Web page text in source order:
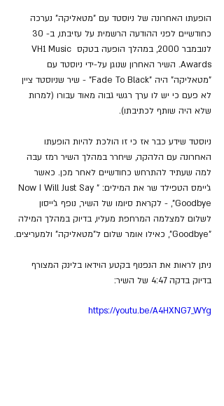
הופעתו האחרונה של ניוסטד עם "מטאליקה" נערכה
לנובמבר 2000, במהלך הופעה בטקס VH1 Music
Awards. השיר האחרון שנוגן על-ידי ניוסטד עם
"מטאליקה" היה "Fade To Black" - שיר שניוסטד ציין
לא פעם כי יש לו ערך רגשי גבוה מאוד עבורו (למרות
שלא היה שותף לכתיבתו).
ניוסטד שידע כבר אז כי זו הולכת להיות הופעתו
האחרונה עם הלהקה, שיחרר במהלך השיר רמז עבה
למה שעתיד להתרחש כחודשיים לאחר מכן. כאשר
ג'יימס הטפילד שר את המילים: "Now I Will Just Say
Goodbye", - לקראת סיומו של השיר, נופף ג'ייסון
לשלום למצלמה המרחפת מעליו, בדיוק במהלך המילה
"Goodbye", כאילו אומר שלום ל"מטאליקה" ולמעריצים.
ניתן לראות את הנפנוף בקטע הוידאו בלינק המצורף
בדיוק בדקה 4:47 של השיר:
https://youtu.be/A4HXNG7_WYg